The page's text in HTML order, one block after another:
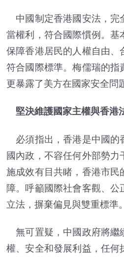
中國制定香港國安法，完
當權利，符合國際慣例。基
保障香港居民的人權自由、
符合國際標準。梅儒瑞的指
更暴露了美方在國家安全問
堅決維護國家主權與香港
必須指出，香港是中國的
國內政，不容任何外部勢力
施成效有目共睹，香港市民
障。呼籲國際社會客觀、公
立法，摒棄偏見與雙重標準。
無可置疑，中國政府將繼
權、安全和發展利益，任何